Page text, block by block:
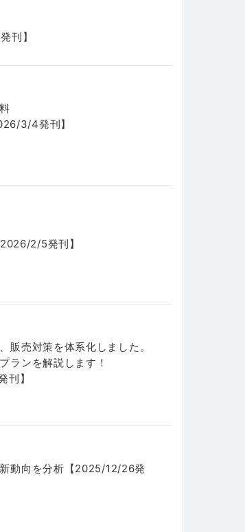
刊】
3/4発刊】
2/5発刊】
販売対策を体系化しました。
ランを解説します！
刊】
動向を分析【2025/12/26発